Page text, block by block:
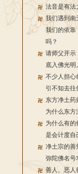
法音是有法
我们遇到南
我们的依靠
吗？
请师父开示
底入佛光明。
不少人担心
引不知去往
东方净土药
为什么东方
为什么有的
是会计度自
净土宗的善
弥陀佛名号
善人、恶人